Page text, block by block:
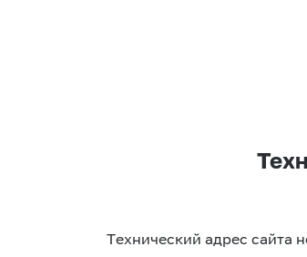
Технический адрес сайта